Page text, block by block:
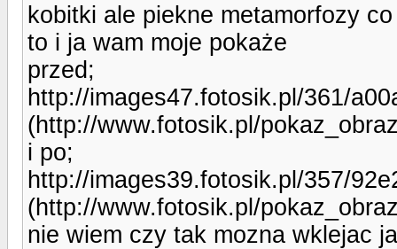
kobitki ale piekne metamorfozy
to i ja wam moje pokaże
przed;
http://images47.fotosik.pl/361/
(http://www.fotosik.pl/
i po;
http://images39.fotosik.pl/357/
(http://www.fotosik.pl/
nie wiem czy tak mozna wklejac